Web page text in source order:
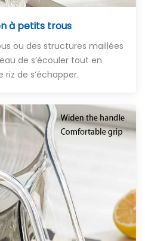
à petits trous
ou des structures maillées
de s’écouler tout en
de s’échapper.